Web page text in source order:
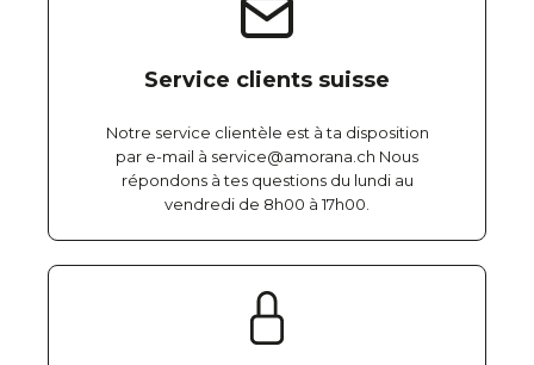
Service clients suisse
Notre service clientèle est à ta disposition
par e-mail à service@amorana.ch Nous
répondons à tes questions du lundi au
vendredi de 8h00 à 17h00.